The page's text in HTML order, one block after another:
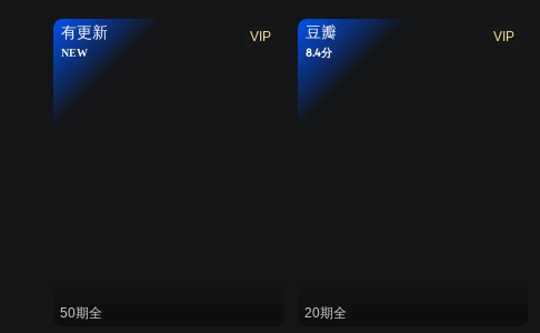
VIP
有更新
NEW
50期全
VIP
豆瓣
8.4分
20期全